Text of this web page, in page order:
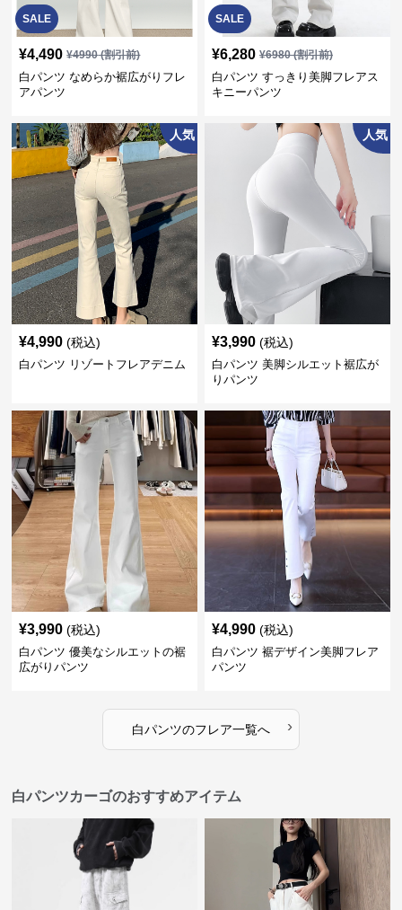
SALE
¥4,490 ¥4990(割引前)
白パンツ なめらか裾広がりフレ
アパンツ
SALE
¥6,280 ¥6980(割引前)
白パンツ すっきり美脚フレアス
キニーパンツ
人気
¥4,990 (税込)
白パンツ リゾートフレアデニム
人気
¥3,990 (税込)
白パンツ 美脚シルエット裾広が
りパンツ
¥3,990 (税込)
白パンツ 優美なシルエットの裾
広がりパンツ
¥4,990 (税込)
白パンツ 裾デザイン美脚フレア
パンツ
白パンツのフレア一覧へ ›
白パンツカーゴのおすすめアイテム